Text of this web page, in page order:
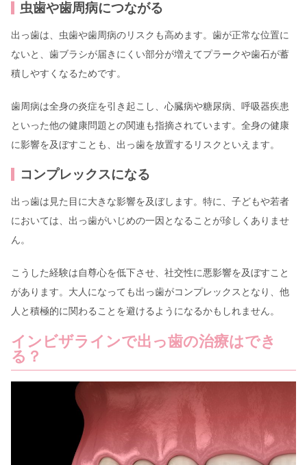
虫歯や歯周病につながる
出っ歯は、虫歯や歯周病のリスクも高めます。歯が正常な位置に
ないと、歯ブラシが届きにくい部分が増えてプラークや歯石が蓄
積しやすくなるためです。
歯周病は全身の炎症を引き起こし、心臓病や糖尿病、呼吸器疾患
といった他の健康問題との関連も指摘されています。全身の健康
に影響を及ぼすことも、出っ歯を放置するリスクといえます。
コンプレックスになる
出っ歯は見た目に大きな影響を及ぼします。特に、子どもや若者
においては、出っ歯がいじめの一因となることが珍しくありませ
ん。
こうした経験は自尊心を低下させ、社交性に悪影響を及ぼすこと
があります。大人になっても出っ歯がコンプレックスとなり、他
人と積極的に関わることを避けるようになるかもしれません。
インビザラインで出っ歯の治療はでき
る？